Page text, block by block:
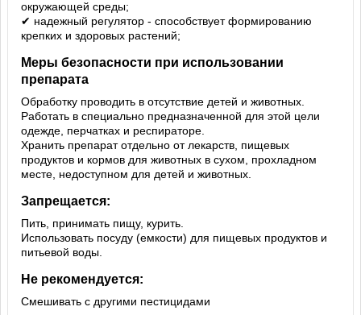
окружающей среды;
✔ надежный регулятор - способствует формированию
крепких и здоровых растений;
Меры безопасности при использовании
препарата
Обработку проводить в отсутствие детей и животных.
Работать в специально предназначенной для этой цели
одежде, перчатках и респираторе.
Хранить препарат отдельно от лекарств, пищевых
продуктов и кормов для животных в сухом, прохладном
месте, недоступном для детей и животных.
Запрещается:
Пить, принимать пищу, курить.
Использовать посуду (емкости) для пищевых продуктов и
питьевой воды.
Не рекомендуется:
Смешивать с другими пестицидами